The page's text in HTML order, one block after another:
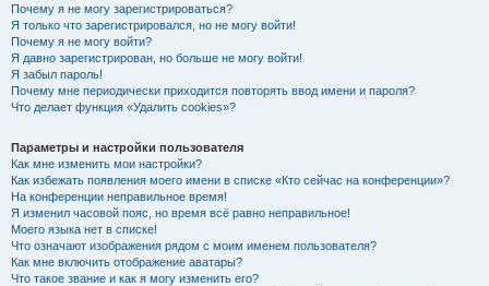
Почему я не могу зарегистрироваться?
Я только что зарегистрировался, но не могу войти!
Почему я не могу войти?
Я давно зарегистрирован, но больше не могу войти!
Я забыл пароль!
Почему мне периодически приходится повторять ввод имени и пароля?
Что делает функция «Удалить cookies»?
Параметры и настройки пользователя
Как мне изменить мои настройки?
Как избежать появления моего имени в списке «Кто сейчас на конференции»?
На конференции неправильное время!
Я изменил часовой пояс, но время всё равно неправильное!
Моего языка нет в списке!
Что означают изображения рядом с моим именем пользователя?
Как мне включить отображение аватары?
Что такое звание и как я могу изменить его?